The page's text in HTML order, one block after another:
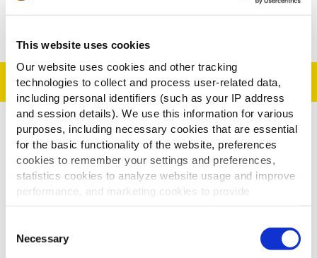
This website uses cookies
Our website uses cookies and other tracking
technologies to collect and process user-related data,
including personal identifiers (such as your IP address
and session details). We use this information for various
purposes, including necessary cookies that are essential
for the basic functionality of the website, preferences
cookies to remember your settings and preferences,
statistics cookies to analyze website usage and improve
performance, and marketing cookies to provide
personalized content and advertising.
By clicking 'Allow all cookies', you consent to the use of
all cookies. If you'd like to customize your preferences,
Selection
Necessary
λίγο λεμόνι
Εκτελεση
Για τα Κεμπάπ:
Ζυμώνουμε για 8-10 λεπτά με όλα τα υλικά, εκτός του
νερού το οποίο το ρίχνουμε λίγο λίγο κατά το
ζύμωμα.
στο ψυγείο για 2 ώρες να “ξεκουραστεί”.